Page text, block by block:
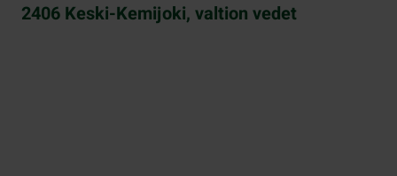
2406 Keski-Kemijoki, valtion vedet